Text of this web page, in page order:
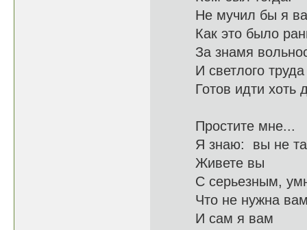
Не мучил бы я
Как это
За знамя
И
Готов идти
Простите мне...
Я знаю:
Живете вы
С
Что не
И сам я вам